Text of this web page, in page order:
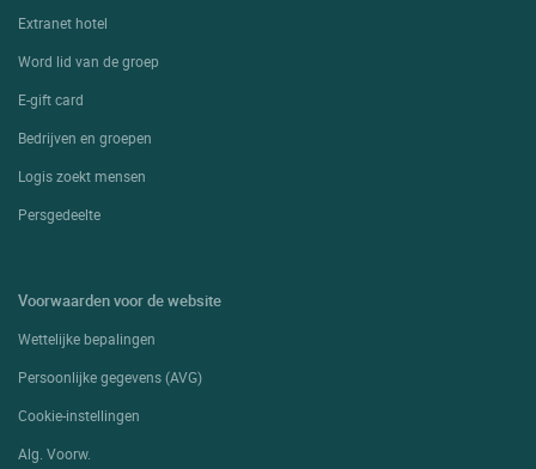
Extranet hotel
Word lid van de groep
E-gift card
Bedrijven en groepen
Logis zoekt mensen
Persgedeelte
Voorwaarden voor de website
Wettelijke bepalingen
Persoonlijke gegevens (AVG)
Cookie-instellingen
Alg. Voorw.